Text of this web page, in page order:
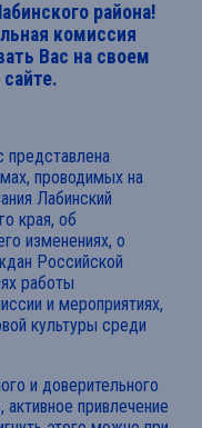
района!
комиссия
Вас на своем
представлена
проводимых на
Лабинский
края, об
изменениях, о
Российской
работы
и мероприятиях,
культуры среди
и доверительного
привлечение